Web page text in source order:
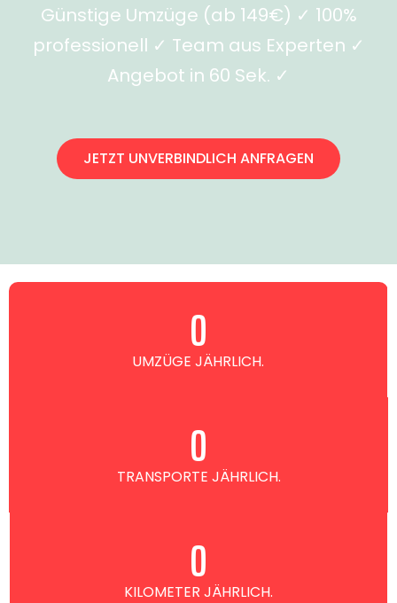
Günstige Umzüge (ab 149€) ✓ 100%
professionell ✓ Team aus Experten ✓
Angebot in 60 Sek. ✓
JETZT UNVERBINDLICH ANFRAGEN
UMZÜGE JÄHRLICH.
0
TRANSPORTE JÄHRLICH.
0
KILOMETER JÄHRLICH.
0